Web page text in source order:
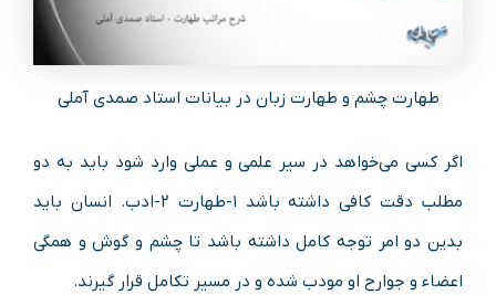
طهارت چشم و طهارت زبان در بیانات استاد صمدی آملی
اگر کسی می‌خواهد در سیر علمی و عملی وارد شود باید به دو
مطلب دقت کافی داشته باشد ۱-طهارت ۲-ادب. انسان باید
بدین دو امر توجه کامل داشته باشد تا چشم و گوش و همگی
اعضاء و جوارح او مودب شده و در مسیر تکامل قرار گیرند.